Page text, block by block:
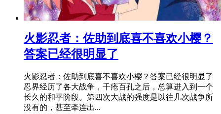
​火影忍者：佐助到底喜不喜欢小樱？
答案已经很明显了
火影忍者：佐助到底喜不喜欢小樱？答案已经很明显了
忍界经历了各大战争，千疮百孔之后，总算进入到一个
长久的和平阶段。第四次大战的强度是以往几次战争所
没有的，甚至牵连出...